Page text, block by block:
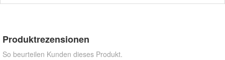
Produktrezensionen
So beurteilen Kunden dieses Produkt.